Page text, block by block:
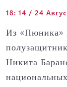
18: 14 / 24
Из «Пюника»
Никита